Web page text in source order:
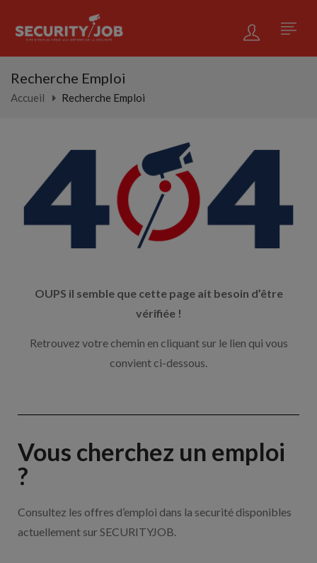
Recherche Emploi
Accueil Recherche Emploi
OUPS il semble que cette page ait besoin d’être
vérifiée !
Retrouvez votre chemin en cliquant sur le lien qui vous
convient ci-dessous.
Vous cherchez un emploi
?
Consultez les offres d’emploi dans la securité disponibles
actuellement sur SECURITYJOB.